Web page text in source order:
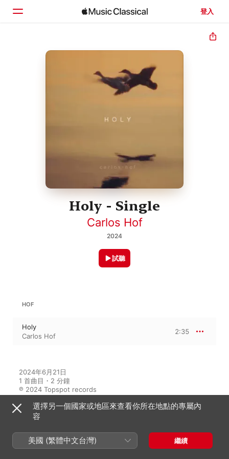
登入
首頁
Holy - Single
Carlos Hof
2024
試聽
HOF
Holy
Carlos Hof
2:35
2024年6月21日
1 首曲目・2 分鐘
℗ 2024 Topspot records
選擇另一個國家或地區來查看你所在地點的專屬內
容
美國 (繁體中文台灣) 繼續